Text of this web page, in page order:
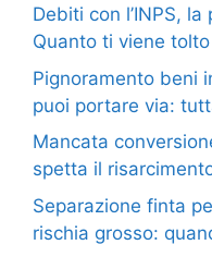
Debiti con l’INPS,
Quanto ti viene tolto
Pignoramento beni
puoi portare via:
Mancata
spetta il
Separazione finta
rischia grosso: